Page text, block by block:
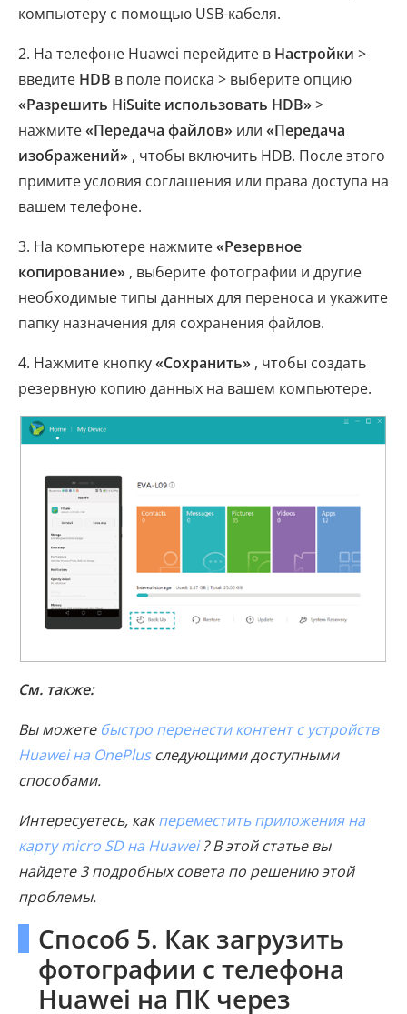
компьютеру с помощью USB-кабеля.
2. На телефоне Huawei перейдите в Настройки >
введите HDB в поле поиска > выберите опцию
«Разрешить HiSuite использовать HDB»>
нажмите«Передача файлов» или «Передача
изображений» , чтобы включить HDB. После этого
примите условия соглашения или права доступа на
вашем телефоне.
3. На компьютере нажмите«Резервное
копирование» , выберите фотографии и другие
необходимые типы данных для переноса и укажите
папку назначения для сохранения файлов.
4. Нажмите кнопку«Сохранить» , чтобы создать
резервную копию данных на вашем компьютере.
См. также:
Вы можете быстро перенести контент с устройств
Huawei на OnePlusследующими доступными
способами.
Интересуетесь, какпереместить приложения на
карту micro SD на Huawei? В этой статье вы
найдете 3 подробных совета по решению этой
проблемы.
Способ 5. Как загрузить
фотографии с телефона
Huawei на ПК через